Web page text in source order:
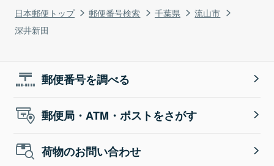
日本郵便トップ 郵便番号検索 千葉県
流山市
深井新田
郵便番号を調べる
郵便局・ATM・ポストをさがす
荷物のお問い合わせ